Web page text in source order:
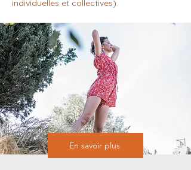
individuelles et collectives).
En savoir plus